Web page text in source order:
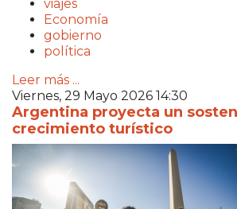
viajes
Economía
gobierno
política
Leer más ...
Viernes, 29 Mayo 2026 14:30
Argentina proyecta un
crecimiento turístico